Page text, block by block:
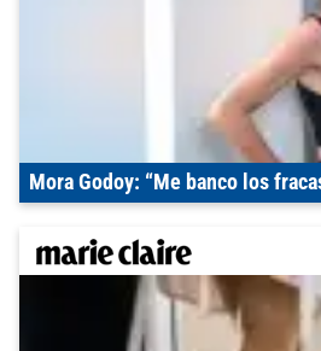
Mora Godoy: “Me banco los